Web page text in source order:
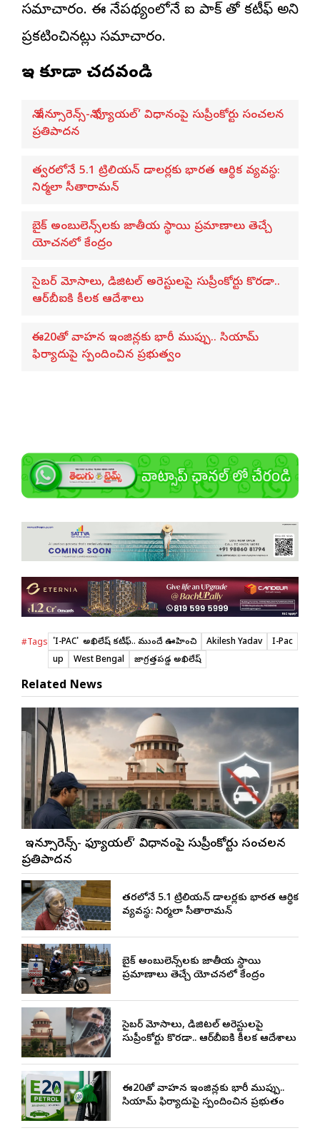
సమాచారం. ఈ నేపథ్యంలోనే ఐ పాక్ తో కటీఫ్ అని
ప్రకటించినట్లు సమాచారం.
ఇవి కూడా చదవండి
నో ఇన్సూరెన్స్-నో ఫ్యూయల్’ విధానంపై సుప్రీంకోర్టు సంచలన
ప్రతిపాదన
త్వరలోనే 5.1 ట్రిలియన్ డాలర్లకు భారత ఆర్థిక వ్యవస్థ:
నిర్మలా సీతారామన్
బైక్ అంబులెన్స్‌లకు జాతీయ స్థాయి ప్రమాణాలు తెచ్చే
యోచనలో కేంద్రం
సైబర్ మోసాలు, డిజిటల్ అరెస్టులపై సుప్రీంకోర్టు కొరడా..
ఆర్‌బీఐకి కీలక ఆదేశాలు
ఈ20తో వాహన ఇంజిన్లకు భారీ ముప్పు.. సియామ్
ఫిర్యాదుపై స్పందించిన ప్రభుత్వం
#Tags 'I-PAC' తో అఖిలేష్ కటీఫ్.. ముందే ఊహించి Akilesh Yadav
I-Pac
up
West Bengal జాగ్రత్తపడ్డ అఖిలేష్
Related News
నో ఇన్సూరెన్స్-నో ఫ్యూయల్’ విధానంపై సుప్రీంకోర్టు సంచలన
ప్రతిపాదన
త్వరలోనే 5.1 ట్రిలియన్ డాలర్లకు భారత ఆర్థిక
వ్యవస్థ: నిర్మలా సీతారామన్
బైక్ అంబులెన్స్‌లకు జాతీయ స్థాయి
ప్రమాణాలు తెచ్చే యోచనలో కేంద్రం
సైబర్ మోసాలు, డిజిటల్ అరెస్టులపై
సుప్రీంకోర్టు కొరడా.. ఆర్‌బీఐకి కీలక ఆదేశాలు
ఈ20తో వాహన ఇంజిన్లకు భారీ ముప్పు..
సియామ్ ఫిర్యాదుపై స్పందించిన ప్రభుత్వం